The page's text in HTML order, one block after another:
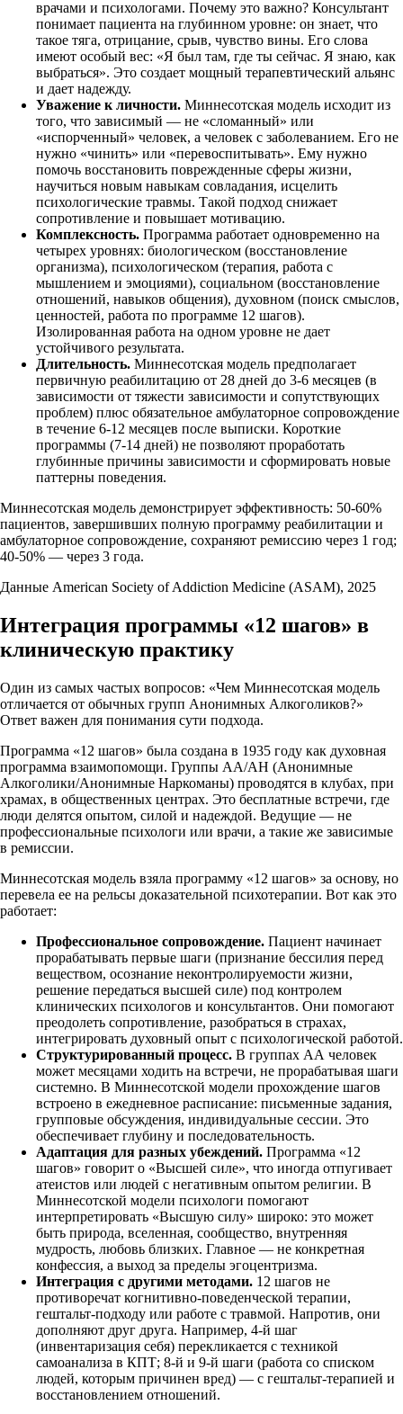
врачами и психологами. Почему это важно? Консультант
понимает пациента на глубинном уровне: он знает, что
такое тяга, отрицание, срыв, чувство вины. Его слова
имеют особый вес: «Я был там, где ты сейчас. Я знаю, как
выбраться». Это создает мощный терапевтический альянс
и дает надежду.
Уважение к личности. Миннесотская модель исходит из
того, что зависимый — не «сломанный» или
«испорченный» человек, а человек с заболеванием. Его не
нужно «чинить» или «перевоспитывать». Ему нужно
помочь восстановить поврежденные сферы жизни,
научиться новым навыкам совладания, исцелить
психологические травмы. Такой подход снижает
сопротивление и повышает мотивацию.
Комплексность. Программа работает одновременно на
четырех уровнях: биологическом (восстановление
организма), психологическом (терапия, работа с
мышлением и эмоциями), социальном (восстановление
отношений, навыков общения), духовном (поиск смыслов,
ценностей, работа по программе 12 шагов).
Изолированная работа на одном уровне не дает
устойчивого результата.
Длительность. Миннесотская модель предполагает
первичную реабилитацию от 28 дней до 3-6 месяцев (в
зависимости от тяжести зависимости и сопутствующих
проблем) плюс обязательное амбулаторное сопровождение
в течение 6-12 месяцев после выписки. Короткие
программы (7-14 дней) не позволяют проработать
глубинные причины зависимости и сформировать новые
паттерны поведения.
Миннесотская модель демонстрирует эффективность: 50-60%
пациентов, завершивших полную программу реабилитации и
амбулаторное сопровождение, сохраняют ремиссию через 1 год;
40-50% — через 3 года.
Данные American Society of Addiction Medicine (ASAM), 2025
Интеграция программы «12 шагов» в
клиническую практику
Один из самых частых вопросов: «Чем Миннесотская модель
отличается от обычных групп Анонимных Алкоголиков?»
Ответ важен для понимания сути подхода.
Программа «12 шагов» была создана в 1935 году как духовная
программа взаимопомощи. Группы АА/АН (Анонимные
Алкоголики/Анонимные Наркоманы) проводятся в клубах, при
храмах, в общественных центрах. Это бесплатные встречи, где
люди делятся опытом, силой и надеждой. Ведущие — не
профессиональные психологи или врачи, а такие же зависимые
в ремиссии.
Миннесотская модель взяла программу «12 шагов» за основу, но
перевела ее на рельсы доказательной психотерапии. Вот как это
работает:
Профессиональное сопровождение. Пациент начинает
прорабатывать первые шаги (признание бессилия перед
веществом, осознание неконтролируемости жизни,
решение передаться высшей силе) под контролем
клинических психологов и консультантов. Они помогают
преодолеть сопротивление, разобраться в страхах,
интегрировать духовный опыт с психологической работой.
Структурированный процесс. В группах АА человек
может месяцами ходить на встречи, не прорабатывая шаги
системно. В Миннесотской модели прохождение шагов
встроено в ежедневное расписание: письменные задания,
групповые обсуждения, индивидуальные сессии. Это
обеспечивает глубину и последовательность.
Адаптация для разных убеждений. Программа «12
шагов» говорит о «Высшей силе», что иногда отпугивает
атеистов или людей с негативным опытом религии. В
Миннесотской модели психологи помогают
интерпретировать «Высшую силу» широко: это может
быть природа, вселенная, сообщество, внутренняя
мудрость, любовь близких. Главное — не конкретная
конфессия, а выход за пределы эгоцентризма.
Интеграция с другими методами. 12 шагов не
противоречат когнитивно-поведенческой терапии,
гештальт-подходу или работе с травмой. Напротив, они
дополняют друг друга. Например, 4-й шаг
(инвентаризация себя) перекликается с техникой
самоанализа в КПТ; 8-й и 9-й шаги (работа со списком
людей, которым причинен вред) — с гештальт-терапией и
восстановлением отношений.